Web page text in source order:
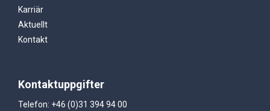
Karriär
Aktuellt
Kontakt
Kontaktuppgifter
Telefon: +46 (0)31 394 94 00